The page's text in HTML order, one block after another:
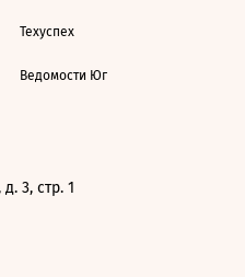
Техуспех
Ведомости Юг
3, стр. 1